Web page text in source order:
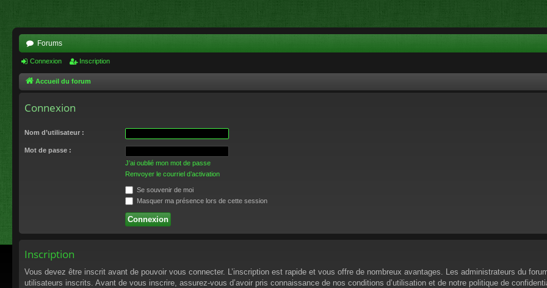
Forums
Connexion Inscription
Accueil du forum
Connexion
Nom d’utilisateur :
Mot de passe :
J’ai oublié mon mot de passe
Renvoyer le courriel d’activation
Se souvenir de moi
Masquer ma présence lors de cette session
Inscription
Vous devez être inscrit avant de pouvoir vous connecter. L’inscription est rapide et vous offre de nombreux avantages. Les administrateurs du
utilisateurs inscrits. Avant de vous inscrire, assurez-vous d’avoir pris connaissance de nos conditions d’utilisation et de notre politique de